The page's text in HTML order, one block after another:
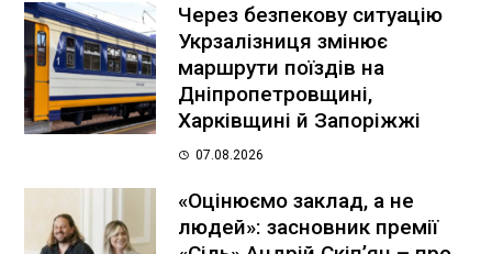
Через безпекову ситуацію
Укрзалізниця змінює
маршрути поїздів на
Дніпропетровщині,
Харківщині й Запоріжжі
07.08.2026
«Оцінюємо заклад, а не
людей»: засновник премії